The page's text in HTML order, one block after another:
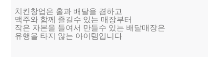
치킨창업은 홀과 배달을 겸하고
맥주와 함께 즐길수 있는 매장부터
작은 자본을 들여서 만들수 있는 배달매장은
유행을 타지 않는 아이템입니다